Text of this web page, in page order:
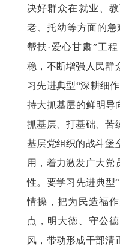
决好群众在就业、
老、托幼等方面的
帮扶·爱心甘肃”工
稳，不断增强人民群
习先进典型“深耕细
持大抓基层的鲜明导
抓基层、打基础、苦
基层党组织的战斗堡
用，着力激发广大党
性。要学习先进典型
情操，把为民造福
点，明大德、守公
风，带动形成干部清